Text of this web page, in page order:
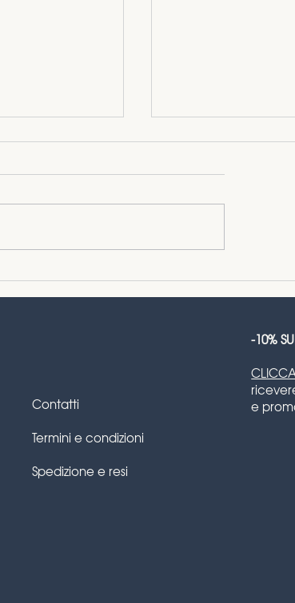
Contatti
Termini e condizioni
Spedizione e resi
-10%
e